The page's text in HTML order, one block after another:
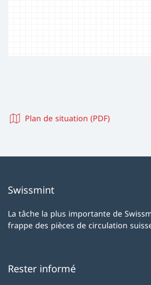
Plan de situation (PDF)
Swissmint
La tâche la plus importante de
frappe des pièces de circulation
Rester informé